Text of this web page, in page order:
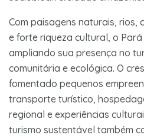
Com paisagens naturais, rios,
e forte riqueza cultural, o Pará
ampliando sua presença no
comunitária e ecológica. O
fomentado pequenos
transporte turístico,
regional e experiências
turismo sustentável também